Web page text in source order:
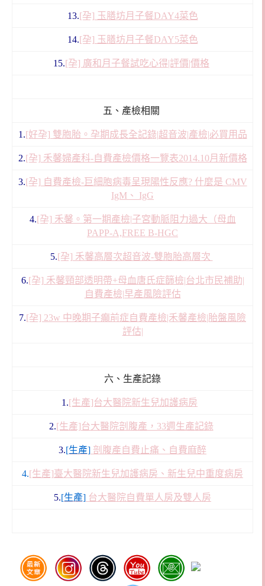
13.[孕] 玉膳坊月子餐DAY4菜色
14.[孕] 玉膳坊月子餐DAY5菜色
15.[孕] 廣和月子餐試吃心得|評價|價格
五、產檢相關
1.[好孕] 雙胞胎。孕期成長全記錄|超音波|產檢|必買用品
2.[孕] 禾馨婦產科-自費產檢價格一覽表2014.10月新價格
3.[孕] 自費產檢-巨細胞病毒呈現陽性反應? 什麼是 CMV
IgM、 IgG
4.[孕] 禾馨。第一期產檢|子宮動脈阻力過大（母血
PAPP-A,FREE B-HGC
5.[孕] 禾馨高層次超音波-雙胞胎高層次
6.[孕] 禾馨頸部透明帶+母血唐氏症篩檢|台北市民補助|
自費產檢|早產風險評估
7.[孕] 23w 中晚期子癲前症自費產檢|禾馨產檢|胎盤風險
評估|
六、生產記錄
1.[生產]台大醫院新生兒加護病房
2.[生產]台大醫院剖腹產，33週生產記錄
3.[生產] 剖腹產自費止痛、自費麻醉
4.[生產]臺大醫院新生兒加護病房、新生兒中重度病房
5.[生產] 台大醫院自費單人房及雙人房